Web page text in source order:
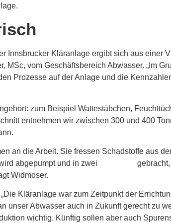
Innsbrucker Kläranlage ergibt sich aus einer
vom Geschäftsbereich Abwasser. „Im
Prozesse auf der Anlage und die
zum Beispiel Wattestäbchen,
entnehmen wir zwischen 300 und 400
an die Arbeit. Sie fressen Schadstoffe aus
abgepumpt und in zwei
Widmoser.
Kläranlage war zum Zeitpunkt der
unser Abwasser auch in Zukunft gerecht zu
wichtig. Künftig sollen aber auch